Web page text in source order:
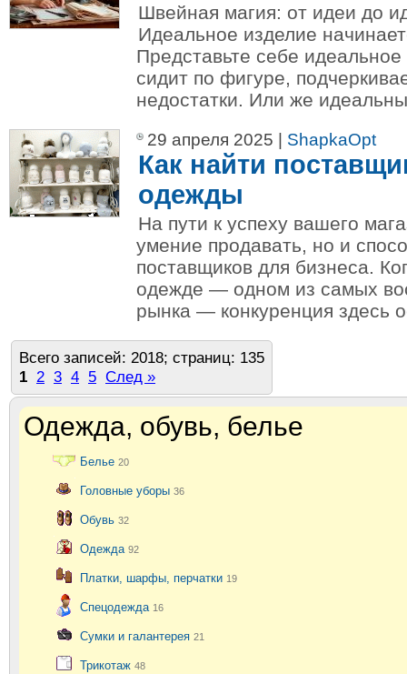
Швейная магия: от идеи до
Идеальное изделие
Представьте себе
сидит по фигуре,
недостатки. Или же
29 апреля 2025 | ShapkaOpt
Как найти
одежды
На пути к успеху вашего
умение продавать, но и
поставщиков для бизнеса.
одежде — одном из самых
рынка — конкуренция здесь
Всего записей: 2018; страниц: 135
1 2 3 4 5 След »
Одежда, обувь, белье
Белье 20
Головные уборы 36
Обувь 32
Одежда 92
Платки, шарфы, перчатки 19
Спецодежда 16
Сумки и галантерея 21
Трикотаж 48